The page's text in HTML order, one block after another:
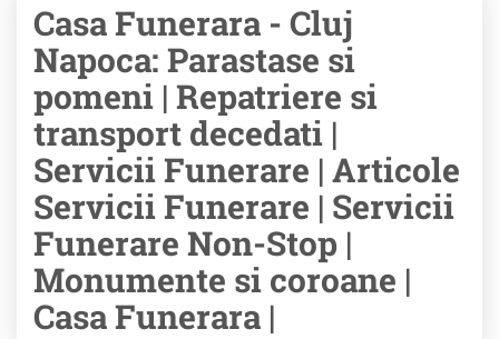
Casa Funerara - Cluj
Napoca: Parastase si
pomeni | Repatriere si
transport decedati |
Servicii Funerare | Articole
Servicii Funerare | Servicii
Funerare Non-Stop |
Monumente si coroane |
Casa Funerara |